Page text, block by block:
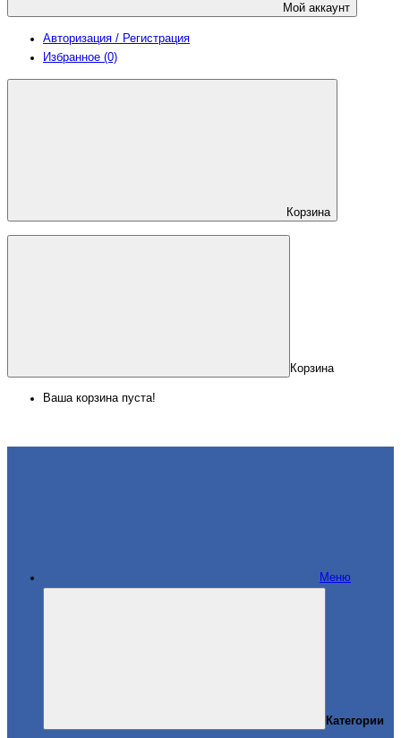
Мой аккаунт
Авторизация / Регистрация
Избранное (0)
Корзина
Корзина
Ваша корзина пуста!
Меню
Категории